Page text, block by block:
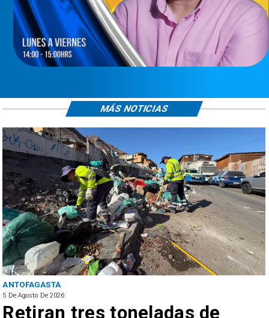
ANTOFAGASTA
5 De Agosto De 2026
Retiran tres toneladas de
MÁS NOTICIAS